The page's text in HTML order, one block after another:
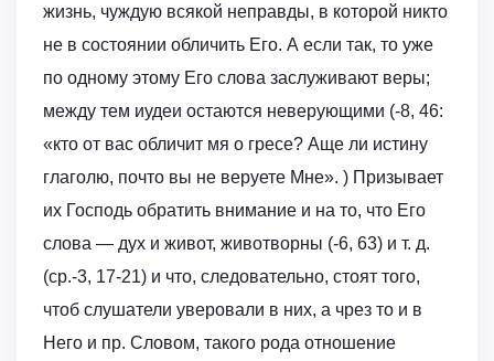
жизнь, чуждую всякой неправды, в которой никто
не в состоянии обличить Его. А если так, то уже
по одному этому Его слова заслуживают веры;
между тем иудеи остаются неверующими (-8, 46:
«кто от вас обличит мя о гресе? Аще ли истину
глаголю, почто вы не веруете Мне». ) Призывает
их Господь обратить внимание и на то, что Его
слова — дух и живот, животворны (-6, 63) и т. д.
(ср.-3, 17-21) и что, следовательно, стоят того,
чтоб слушатели уверовали в них, а чрез то и в
Него и пр. Словом, такого рода отношение